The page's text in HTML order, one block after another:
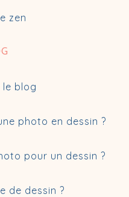
zen
le blog
photo en dessin ?
pour un dessin ?
de dessin ?